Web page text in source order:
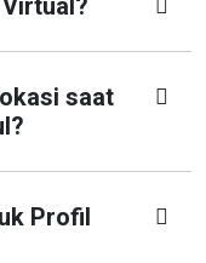
saat
Profil